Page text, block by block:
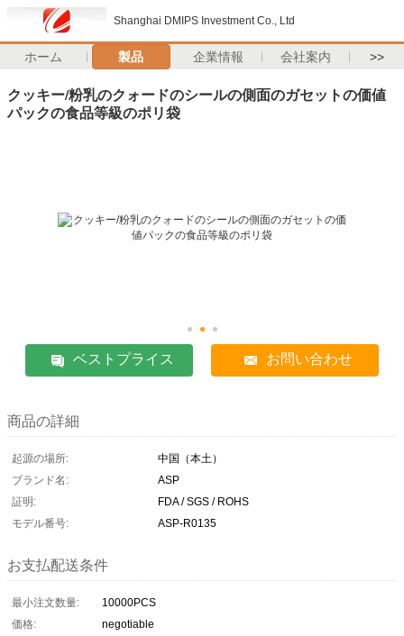
Shanghai DMIPS Investment Co., Ltd
ホーム 製品 企業情報 会社案内 >>
クッキー/粉乳のクォードのシールの側面のガセットの価値
パックの食品等級のポリ袋
ベストプライス お問い合わせ
商品の詳細
起源の場所:
中国（本土）
ブランド名:
ASP
証明:
FDA / SGS / ROHS
モデル番号:
ASP-R0135
お支払配送条件
最小注文数量:
10000PCS
価格:
negotiable